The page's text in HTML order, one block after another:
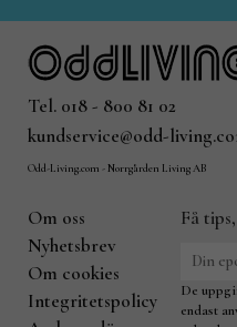
Tel. 018 - 800 81 02
kundservice@odd-
Odd-Living.com - Norrgården Living AB
Om oss
Nyhetsbrev
Om cookies
Integritetspolicy
Få
De
endast